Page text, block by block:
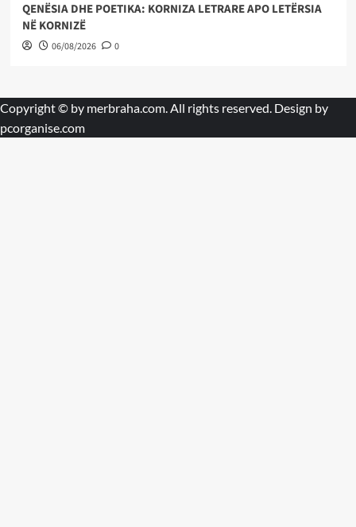
QENËSIA DHE POETIKA: KORNIZA LETRARE APO LETËRSIA
NË KORNIZË
06/08/2026 0
Copyright © by merbraha.com. All rights reserved. Design by
pcorganise.com